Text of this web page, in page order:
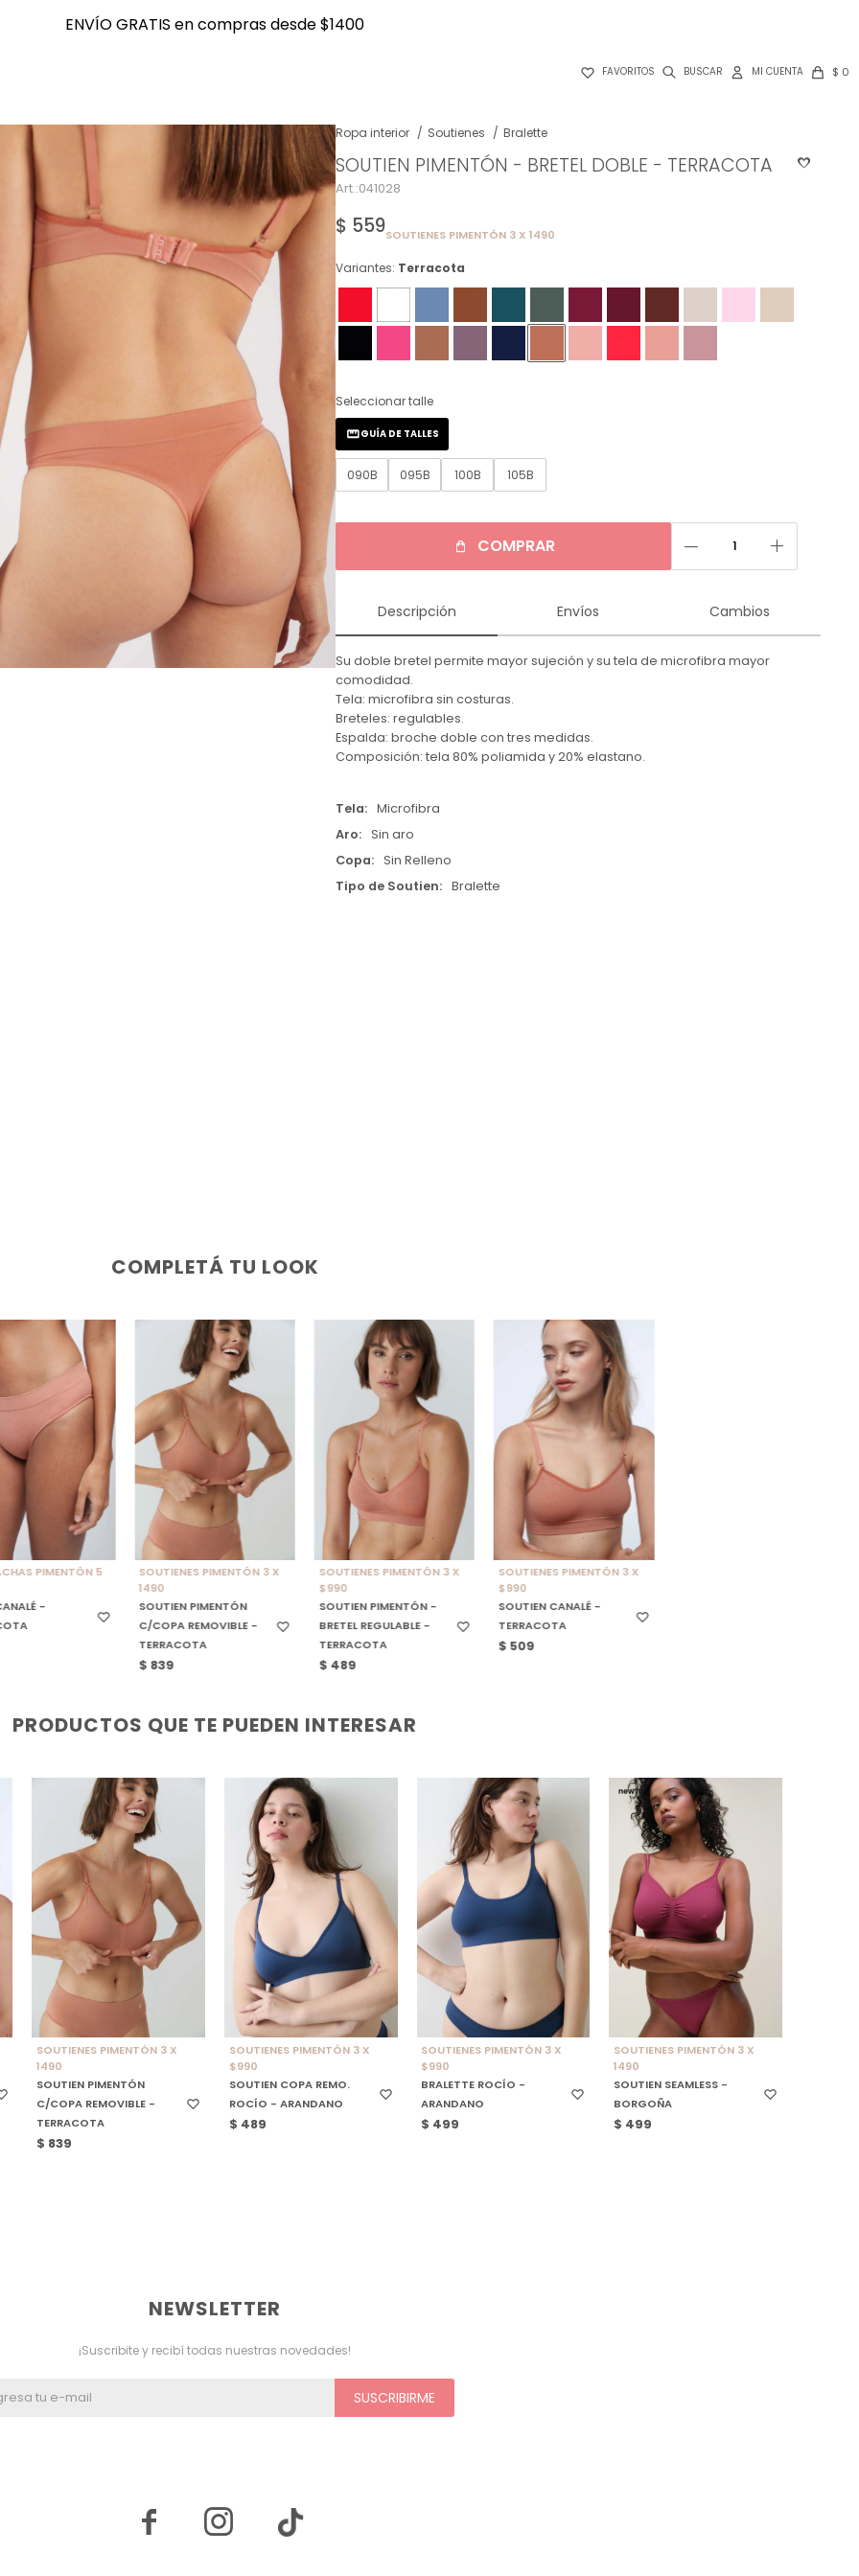
ENVÍO GRATIS en compras desde $1400
 FAVORITOS $ 0
ENVÍO GRATIS en compras desde $1400
Ropa interior Soutienes Bralette
SOUTIEN PIMENTÓN - BRETEL DOBLE - TERRACOTA
041028
$ 559SOUTIENES PIMENTÓN 3 X 1490
Variantes: Terracota
Seleccionar talle
090B 095B 100B 105B
GUÍA DE TALLES
COMPRAR remove add
Descripción Envíos Cambios
Su doble bretel permite mayor sujeción y su tela de microfibra mayor
comodidad.
Tela: microfibra sin costuras.
Breteles: regulables.
Espalda: broche doble con tres medidas.
Composición: tela 80% poliamida y 20% elastano.
Tela
Microfibra
Aro
Sin aro
Copa
Sin Relleno
Tipo de Soutien
Bralette
COMPLETÁ TU LOOK
TALLE
PIMENTÓN 5
-
SELECCIONAR TALLE
SOUTIENES PIMENTÓN 3 X
1490
SOUTIEN PIMENTÓN
C/COPA REMOVIBLE -
TERRACOTA
$ 839
SELECCIONAR TALLE
SOUTIENES PIMENTÓN 3 X
$990
SOUTIEN PIMENTÓN -
BRETEL REGULABLE -
TERRACOTA
$ 489
SELECCIONAR TALLE
SOUTIENES PIMENTÓN 3 X
$990
SOUTIEN CANALÉ -
TERRACOTA
$ 509
PRODUCTOS QUE TE PUEDEN INTERESAR
SELECCIONAR TALLE
SOUTIENES PIMENTÓN 3 X
1490
SOUTIEN PIMENTÓN
C/COPA REMOVIBLE -
TERRACOTA
$ 839
SELECCIONAR TALLE
SOUTIENES PIMENTÓN 3 X
$990
SOUTIEN COPA REMO.
ROCÍO - ARANDANO
$ 489
SELECCIONAR TALLE
SOUTIENES PIMENTÓN 3 X
$990
BRALETTE ROCÍO -
ARANDANO
$ 499
SELECCIONAR TALLE
SOUTIENES PIMENTÓN 3 X
1490
SOUTIEN SEAMLESS -
BORGOÑA
$ 499
NOTIFICARME
NEWSLETTER
¡Suscribite y recibí todas nuestras novedades!
SUSCRIBIRME
 